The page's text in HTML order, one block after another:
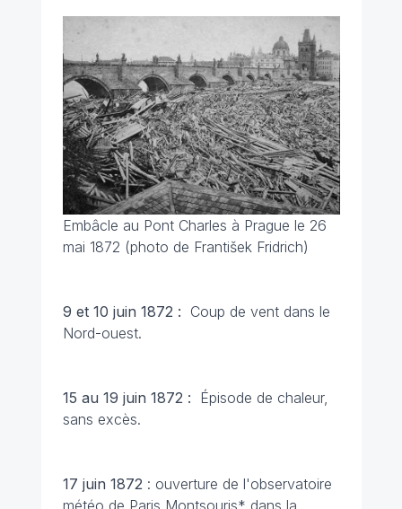
Embâcle au Pont Charles à Prague le 26
mai 1872 (photo de František Fridrich)
9 et 10 juin 1872 : Coup de vent dans le
Nord-ouest.
15 au 19 juin 1872 : Épisode de chaleur,
sans excès.
17 juin 1872 : ouverture de l'observatoire
météo de Paris Montsouris* dans la